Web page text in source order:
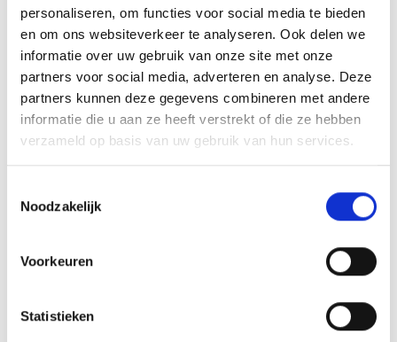
personaliseren, om functies voor social media te bieden
en om ons websiteverkeer te analyseren. Ook delen we
informatie over uw gebruik van onze site met onze
partners voor social media, adverteren en analyse. Deze
partners kunnen deze gegevens combineren met andere
informatie die u aan ze heeft verstrekt of die ze hebben
verzameld op basis van uw gebruik van hun services.
Noodzakelijk
Voorkeuren
Statistieken
-Lichte doorzon L-vormige woonkamer met moderne open keuken
-Luxe badkamer met inloopdouche, 2e toilet en dubbele
wastafelmeubel uit 2019
-Voorzien van vijf ruime slaapkamers met dakkapel aan de achterzijde
-Oprit, carport en diepe garage met elektra
-Fraai aangelegde achtertuin op het zuidoosten met overkapping en
achterom
-Gelegen in een rustige en kindvriendelijke woonomgeving